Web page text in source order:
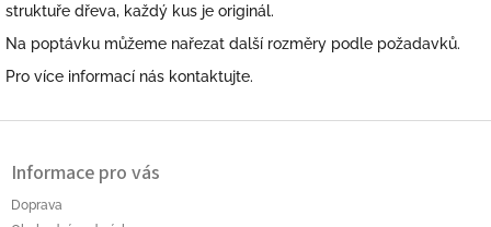
struktuře dřeva, každý kus je originál.
Na poptávku můžeme nařezat další rozměry podle požadavků.
Pro více informací nás kontaktujte.
Informace pro vás
Doprava